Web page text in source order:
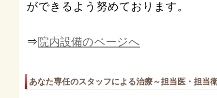
ができるよう努めております。
⇒ 院内設備のページへ
あなた専任のスタッフによる治療～担当医・担当